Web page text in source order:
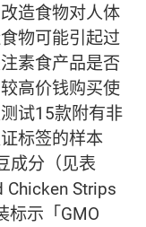
造食物对人体
物可能引起过
素食产品是否
高价钱购买使
试15款附有非
标签的样本
成分（见表
Chicken Strips
标示「GMO